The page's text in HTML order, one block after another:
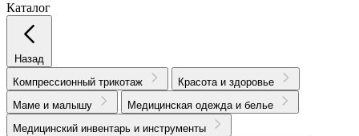
Каталог
Назад
Компрессионный трикотаж
Красота и здоровье
Маме и малышу
Медицинская одежда и белье
Медицинский инвентарь и инструменты